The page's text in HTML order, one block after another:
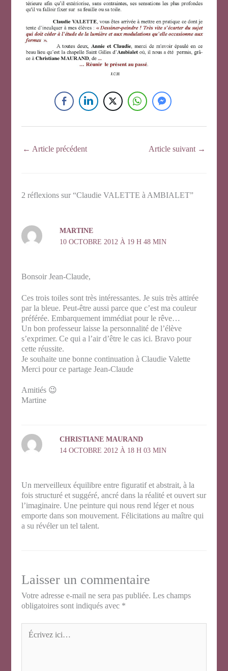
← Article précédent Article suivant →
2 réflexions sur “Claudie VALETTE à AMBIALET”
MARTINE
10 OCTOBRE 2012 À 19 H 48 MIN
Bonsoir Jean-Claude,
Ces trois toiles sont très intéressantes. Je suis très attirée
par la bleue. Peut-être aussi parce que c’est ma couleur
préférée. Embarquement immédiat pour le rêve…
Un bon professeur laisse la personnalité de l’élève
s’exprimer. Ce qui a l’air d’être le cas ici. Bravo pour
cette réussite.
Je souhaite une bonne continuation à Claudie Valette
Merci pour ce partage Jean-Claude
Amitiés 😉
Martine
CHRISTIANE MAURAND
14 OCTOBRE 2012 À 18 H 03 MIN
Un merveilleux équilibre entre figuratif et abstrait, à la
fois structuré et suggéré, ancré dans la réalité et ouvert sur
l’imaginaire. Une peinture qui nous rend léger et nous
emporte dans son mouvement. Félicitations au maître qui
a su révéler un tel talent.
Laisser un commentaire
Votre adresse e-mail ne sera pas publiée. Les champs
obligatoires sont indiqués avec *
Écrivez
ici…